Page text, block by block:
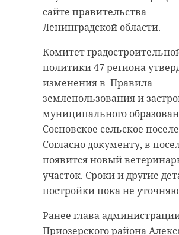
сайте правительства
Ленинградской области.
Комитет
политики 47 региона
изменения в Правила
землепользования и
муниципального
Сосновское сельское
Согласно документу, в
появится новый
участок. Сроки и другие
постройки пока не
Ранее глава
Приозерского района